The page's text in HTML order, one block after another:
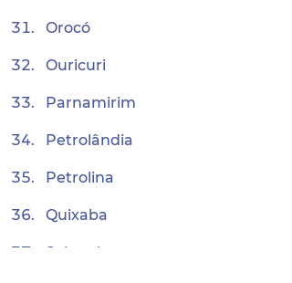
Orocó
Ouricuri
Parnamirim
Petrolândia
Petrolina
Quixaba
Salgueiro